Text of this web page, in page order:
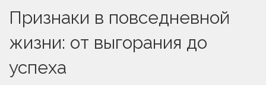
Признаки в повседневной
жизни: от выгорания до
успеха